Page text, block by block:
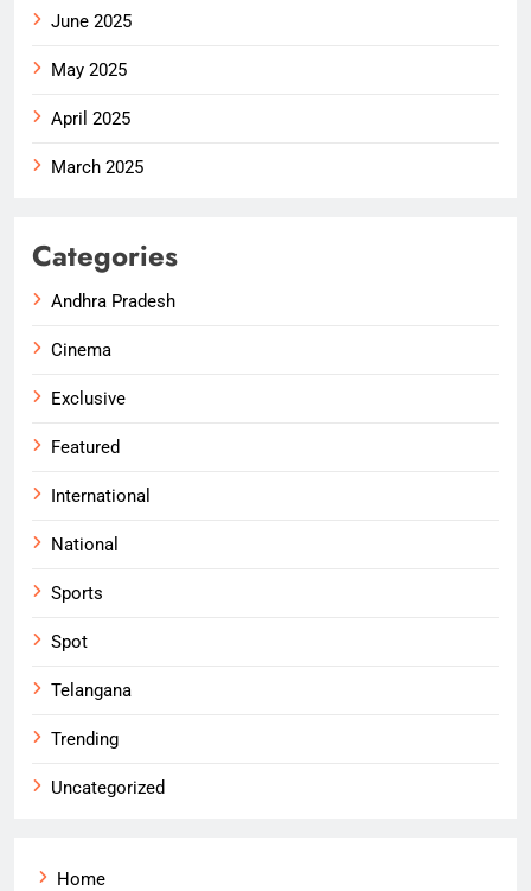
June 2025
May 2025
April 2025
March 2025
Categories
Andhra Pradesh
Cinema
Exclusive
Featured
International
National
Sports
Spot
Telangana
Trending
Uncategorized
Home